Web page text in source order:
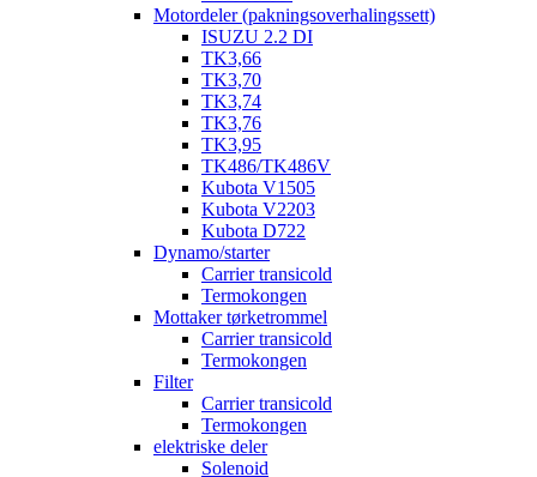
Motordeler (pakningsoverhalingssett)
ISUZU 2.2 DI
TK3,66
TK3,70
TK3,74
TK3,76
TK3,95
TK486/TK486V
Kubota V1505
Kubota V2203
Kubota D722
Dynamo/starter
Carrier transicold
Termokongen
Mottaker tørketrommel
Carrier transicold
Termokongen
Filter
Carrier transicold
Termokongen
elektriske deler
Solenoid